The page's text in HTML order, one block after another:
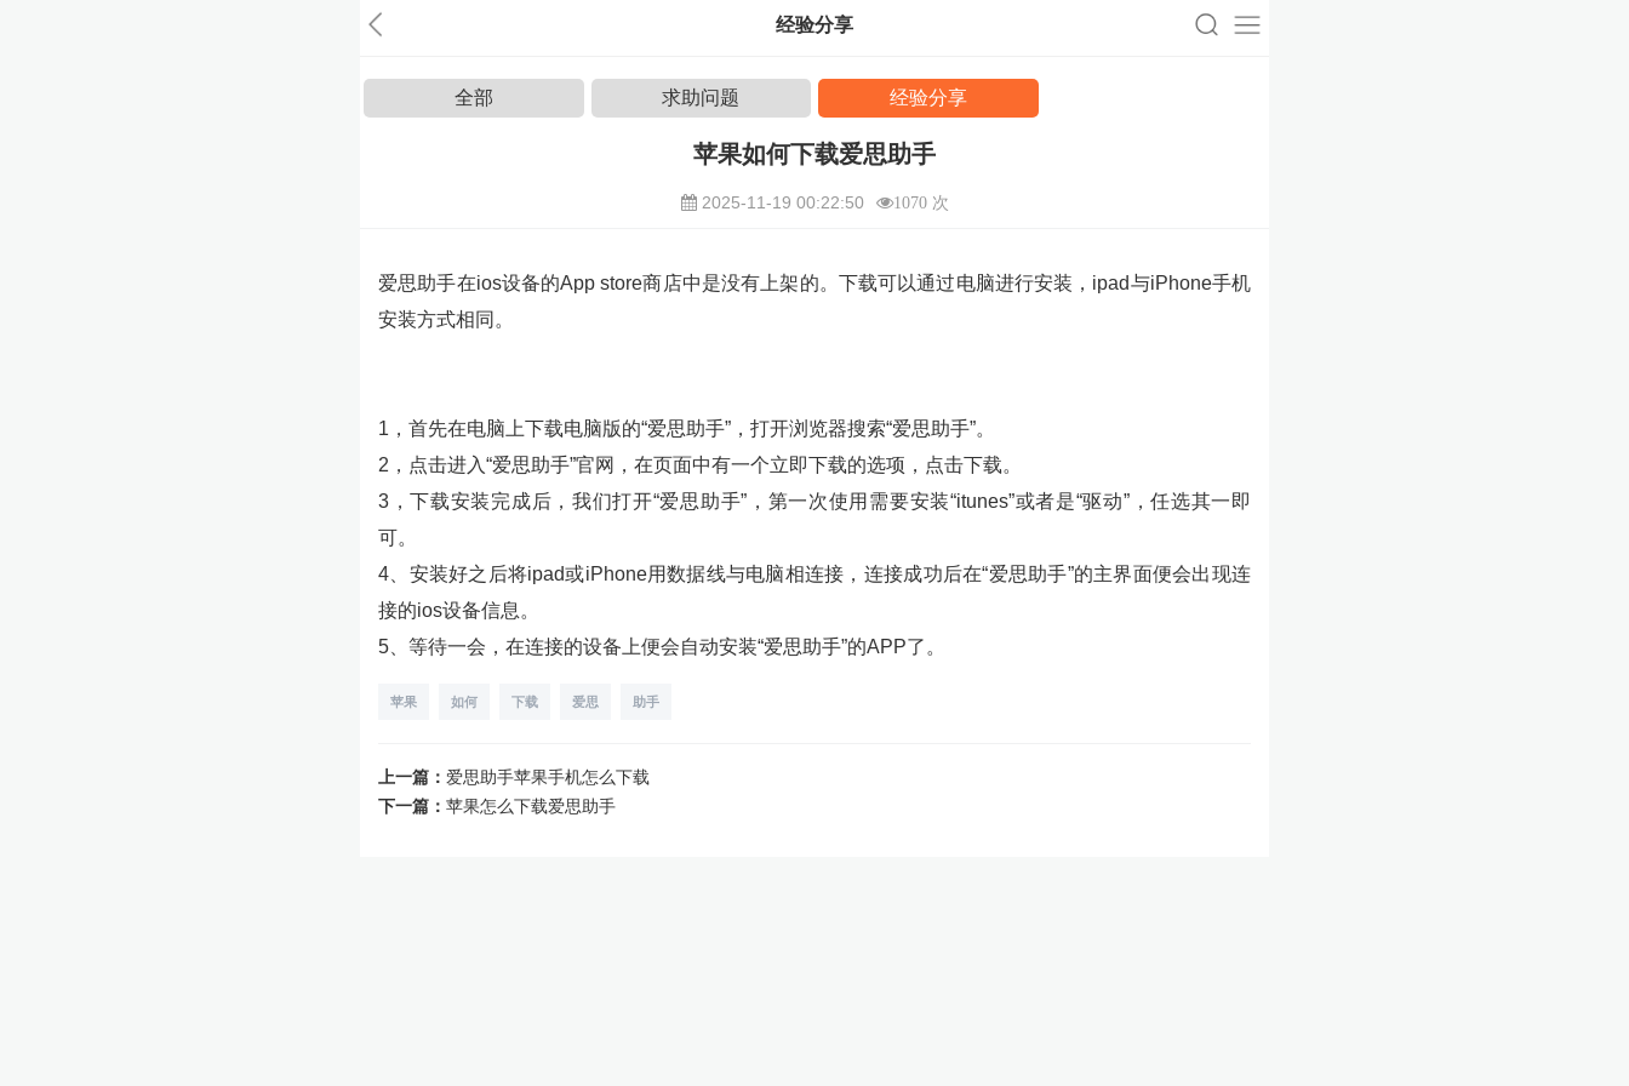
经验分享
全部 求助问题 经验分享
苹果如何下载爱思助手
2025-11-19 00:22:50 1070 次
爱思助手在ios设备的App store商店中是没有上架的。下载可以通过电脑进行安装，ipad与iPhone手机
安装方式相同。
1，首先在电脑上下载电脑版的“爱思助手”，打开浏览器搜索“爱思助手”。
2，点击进入“爱思助手”官网，在页面中有一个立即下载的选项，点击下载。
3，下载安装完成后，我们打开“爱思助手”，第一次使用需要安装“itunes”或者是“驱动”，任选其一即
可。
4、安装好之后将ipad或iPhone用数据线与电脑相连接，连接成功后在“爱思助手”的主界面便会出现连
接的ios设备信息。
5、等待一会，在连接的设备上便会自动安装“爱思助手”的APP了。
苹果 如何 下载 爱思 助手
上一篇： 爱思助手苹果手机怎么下载
下一篇： 苹果怎么下载爱思助手